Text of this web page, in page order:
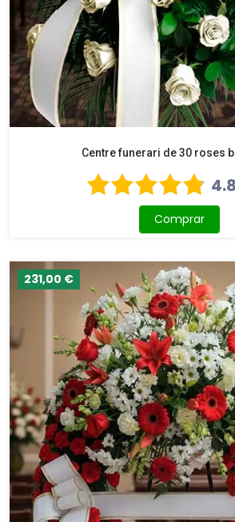
Centre funerari de 30 roses
Comprar
231,00 €